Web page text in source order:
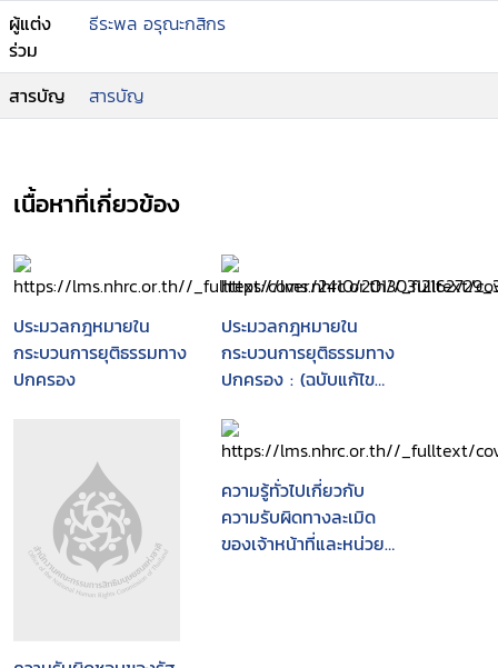
ผู้แต่ง
ร่วม
ธีระพล อรุณะกสิกร
สารบัญ สารบัญ
เนื้อหาที่เกี่ยวข้อง
ประมวลกฎหมายใน
กระบวนการยุติธรรมทาง
ปกครอง
ประมวลกฎหมายใน
กระบวนการยุติธรรมทาง
ปกครอง : (ฉบับแก้ไข
กรกฎาคม 2551)
ความรู้ทั่วไปเกี่ยวกับ
ความรับผิดทางละเมิด
ของเจ้าหน้าที่และหน่วย